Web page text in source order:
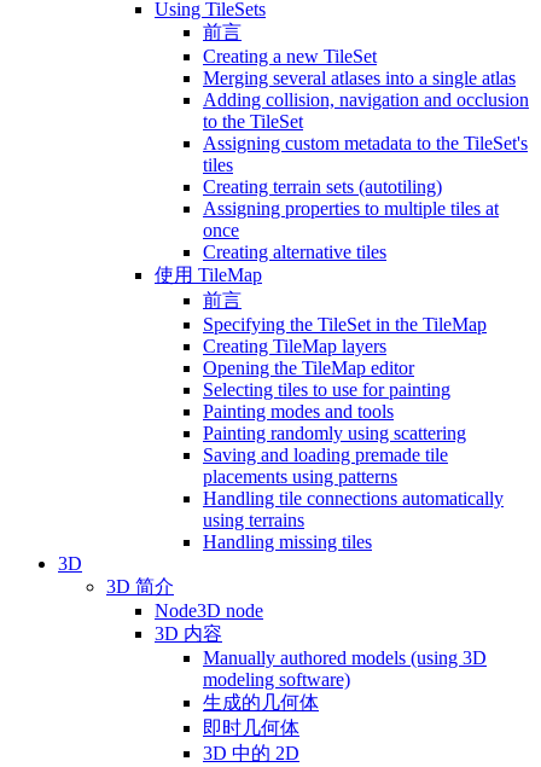
Using TileSets
前言
Creating a new TileSet
Merging several atlases into a single atlas
Adding collision, navigation and occlusion
to the TileSet
Assigning custom metadata to the TileSet's
tiles
Creating terrain sets (autotiling)
Assigning properties to multiple tiles at
once
Creating alternative tiles
使用 TileMap
前言
Specifying the TileSet in the TileMap
Creating TileMap layers
Opening the TileMap editor
Selecting tiles to use for painting
Painting modes and tools
Painting randomly using scattering
Saving and loading premade tile
placements using patterns
Handling tile connections automatically
using terrains
Handling missing tiles
3D
3D 简介
Node3D node
3D 内容
Manually authored models (using 3D
modeling software)
生成的几何体
即时几何体
3D 中的 2D